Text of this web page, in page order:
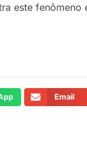
este fenômeno
Email